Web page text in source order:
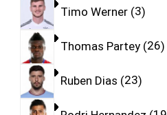
Timo Werner 3
Thomas Partey 26
Ruben Dias 23